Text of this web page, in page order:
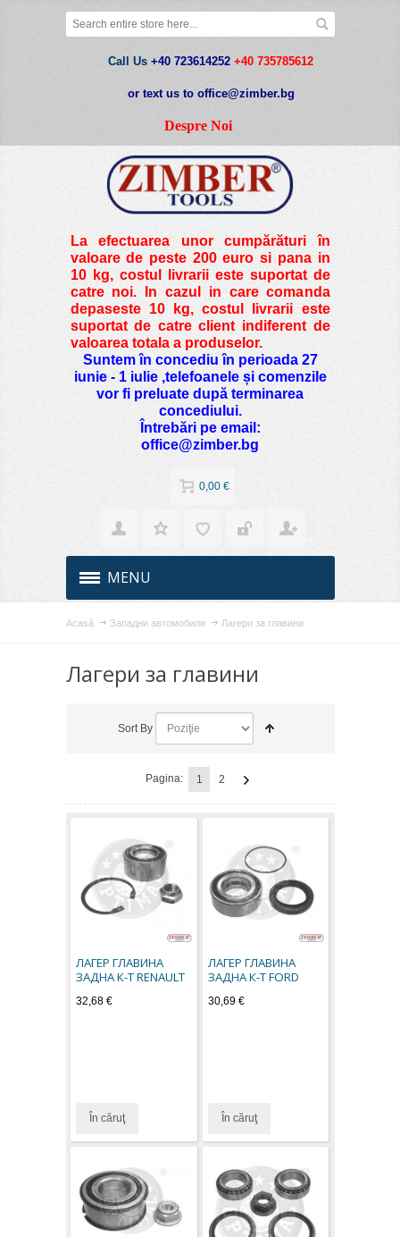
Call Us +40 723614252 +40 735785612
or text us to office@zimber.bg
Despre Noi
La efectuarea unor cumpărături în
valoare de peste200 euro si pana in
10 kg, costul livrarii este suportat de
catre noi. In cazul in care comanda
depaseste 10 kg, costul livrarii este
suportat de catre client indiferent de
valoarea totala a produselor.
Suntem în concediu în perioada 27
iunie - 1 iulie ,telefoanele și comenzile
vor fi preluate după terminarea
concediului.
Întrebări pe email:
office@zimber.bg
0,00 €
MENU
Acasă Западни автомобили Лагери за главини
Лагери за главини
Sort By
Pagina: 1 2
ЛАГЕР ГЛАВИНА
ЗАДНА К-Т RENAULT
32,68 €
În căruţ
ЛАГЕР ГЛАВИНА
ЗАДНА К-Т FORD
30,69 €
În căruţ